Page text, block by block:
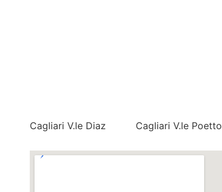
Cagliari V.le Diaz Cagliari V.le Poetto